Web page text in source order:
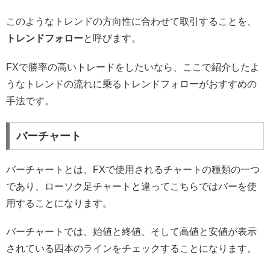
このようなトレンドの方向性に合わせて取引することを、
トレンドフォローと呼びます。
FXで勝率の高いトレードをしたいなら、ここで紹介したよ
うなトレンドの流れに乗るトレンドフォローがおすすめの
手法です。
バーチャート
バーチャートとは、FXで使用されるチャートの種類の一つ
であり、ローソク足チャートと違ってこちらではバーを使
用することになります。
バーチャートでは、始値と終値、そして高値と安値が表示
されている四本のラインをチェックすることになります。